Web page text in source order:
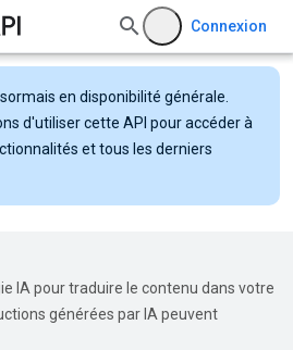
Connexion
en disponibilité générale.
d'utiliser cette API pour accéder à
et tous les derniers
IA pour traduire le contenu dans votre
générées par IA peuvent